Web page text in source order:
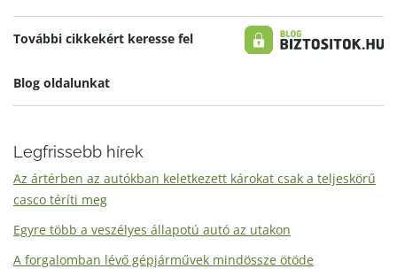
További cikkekért keresse fel
Blog oldalunkat
Legfrissebb hírek
Az ártérben az autókban keletkezett károkat csak a teljeskörű
casco téríti meg
Egyre több a veszélyes állapotú autó az utakon
A forgalomban lévő gépjárművek mindössze ötöde